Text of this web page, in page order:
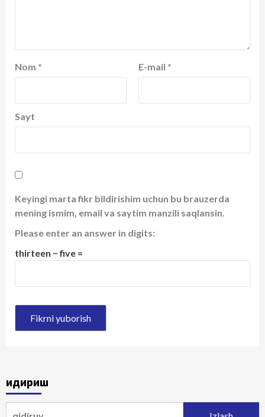
Nom * E-mail *
Sayt
Keyingi marta fikr bildirishim uchun bu brauzerda
mening ismim, email va saytim manzili saqlansin.
Please enter an answer in digits:
thirteen − five =
Қидириш